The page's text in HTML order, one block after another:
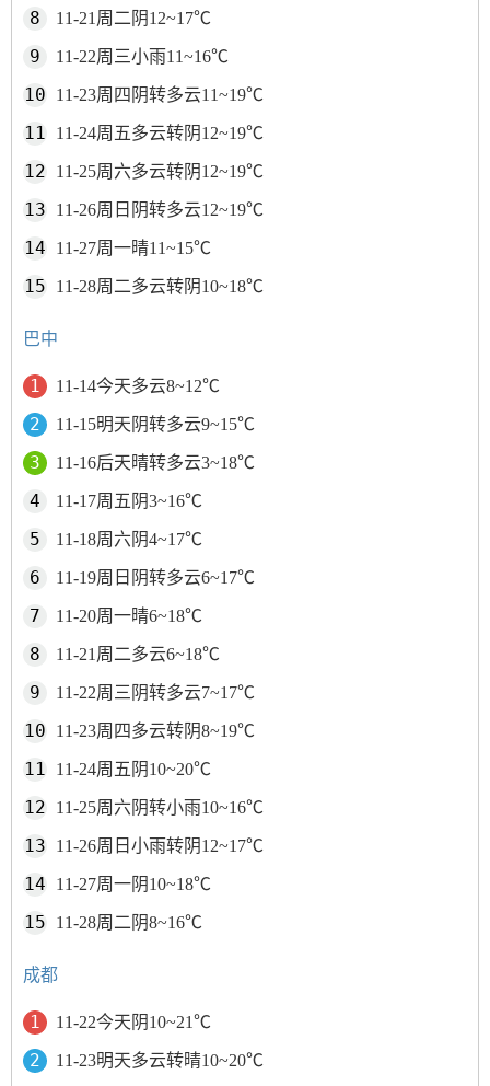
11-21周二阴12~17℃
11-22周三小雨11~16℃
11-23周四阴转多云11~19℃
11-24周五多云转阴12~19℃
11-25周六多云转阴12~19℃
11-26周日阴转多云12~19℃
11-27周一晴11~15℃
11-28周二多云转阴10~18℃
巴中
11-14今天多云8~12℃
11-15明天阴转多云9~15℃
11-16后天晴转多云3~18℃
11-17周五阴3~16℃
11-18周六阴4~17℃
11-19周日阴转多云6~17℃
11-20周一晴6~18℃
11-21周二多云6~18℃
11-22周三阴转多云7~17℃
11-23周四多云转阴8~19℃
11-24周五阴10~20℃
11-25周六阴转小雨10~16℃
11-26周日小雨转阴12~17℃
11-27周一阴10~18℃
11-28周二阴8~16℃
成都
11-22今天阴10~21℃
11-23明天多云转晴10~20℃